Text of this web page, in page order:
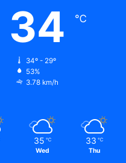
34 ℃
34º - 29º
53%
3.78 km/h
35 ℃
Wed
33 ℃
Thu